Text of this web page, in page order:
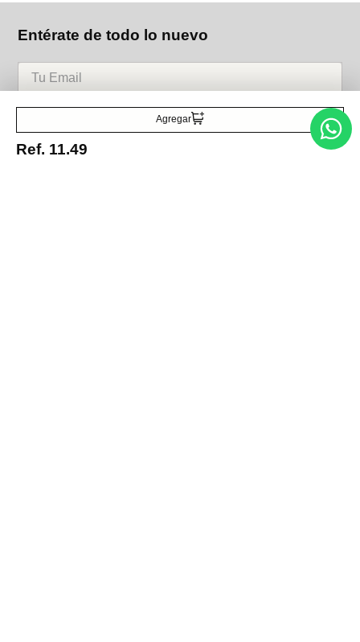
Agregar
Ref. 11.49
Entérate de todo lo nuevo
Acepto la política de tratamiento de datos personales Suscribirse
Acerca de nosotros